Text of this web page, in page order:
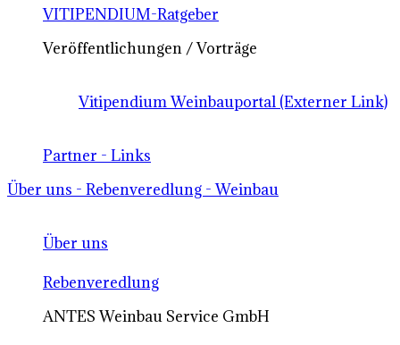
VITIPENDIUM-Ratgeber
Veröffentlichungen / Vorträge
Vitipendium Weinbauportal (Externer Link)
Partner - Links
Über uns - Rebenveredlung - Weinbau
Über uns
Rebenveredlung
ANTES Weinbau Service GmbH